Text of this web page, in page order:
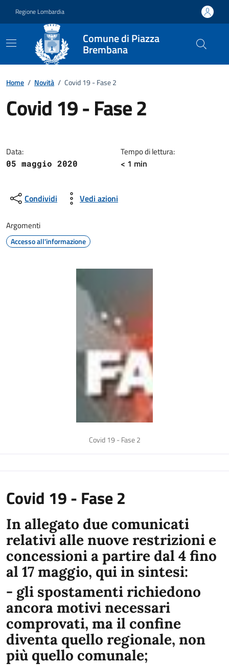
Regione Lombardia
Comune di Piazza
Brembana
Home / Novità / Covid 19 - Fase 2
Covid 19 - Fase 2
Data:
05 maggio 2020
Tempo di lettura:
< 1 min
Condividi Vedi azioni
Argomenti
Accesso all'informazione
Covid 19 - Fase 2
Covid 19 - Fase 2
In allegato due comunicati
relativi alle nuove restrizioni e
concessioni a partire dal 4 fino
al 17 maggio, qui in sintesi:
- gli spostamenti richiedono
ancora motivi necessari
comprovati, ma il confine
diventa quello regionale, non
più quello comunale;